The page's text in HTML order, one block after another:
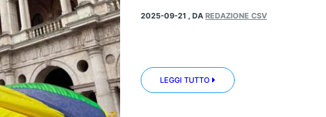
2025-09-21 , DA REDAZIONE CSV
LEGGI TUTTO